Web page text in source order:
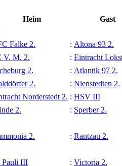
Heim
Gast
Falke 2. : Altona 93 2.
V. M. 2. : Eintracht
2. : Atlantik 97 2.
2. : Nienstedten 2.
Norderstedt 2. : HSV III
2. : Sperber 2.
2. : Rantzau 2.
Pauli III : Victoria 2.